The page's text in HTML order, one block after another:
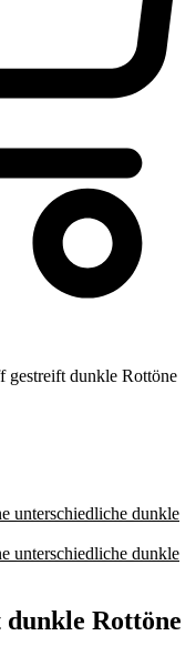
gestreift dunkle Rottöne
Rottöne